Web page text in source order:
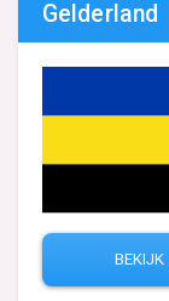
Gelderland
BEKIJK